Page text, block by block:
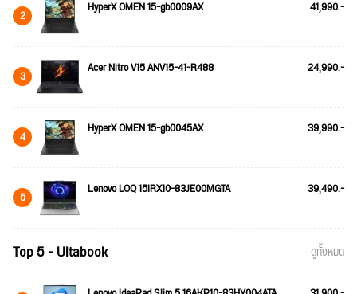
2 HyperX OMEN 15-gb0009AX 41,990.-
3 Acer Nitro V15 ANV15-41-R488 24,990.-
4 HyperX OMEN 15-gb0045AX 39,990.-
5 Lenovo LOQ 15IRX10-83JE00MGTA 39,490.-
Top 5 - Ultabook ดูทั้งหมด